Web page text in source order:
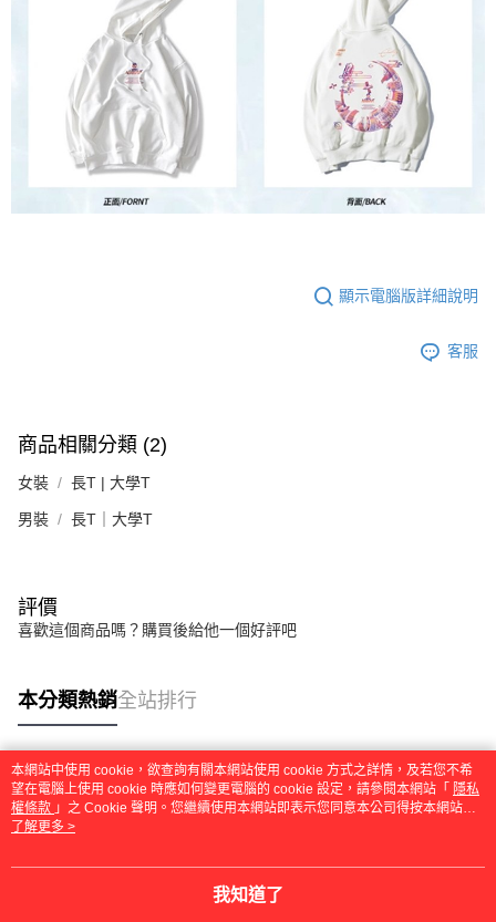
顯示電腦版詳細說明
客服
商品相關分類 (2)
女裝 長T | 大學T
男裝 長T｜大學T
評價
喜歡這個商品嗎？購買後給他一個好評吧
本分類熱銷全站排行
熱門標籤
本網站中使用 cookie，欲查詢有關本網站使用 cookie 方式之詳情，及若您不希
望在電腦上使用 cookie 時應如何變更電腦的 cookie 設定，請參閱本網站「 隱私
權條款 」之 Cookie 聲明。您繼續使用本網站即表示您同意本公司得按本網站使
用條款之 Cookie 聲明使用 cookie。
了解更多 >
我知道了